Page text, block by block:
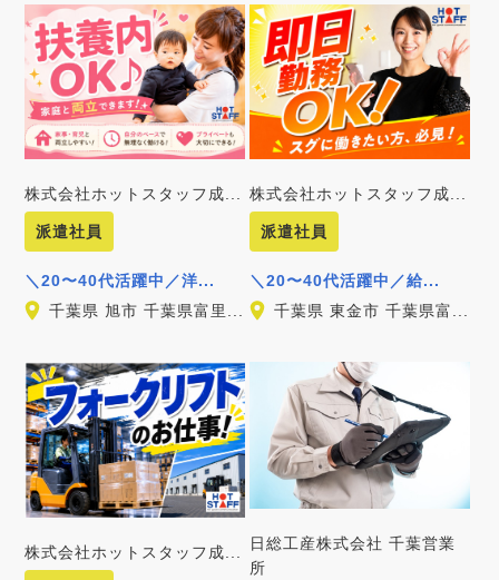
株式会社ホットスタッフ成...
派遣社員
＼20〜40代活躍中／洋...
千葉県 旭市 千葉県富里...
株式会社ホットスタッフ成...
派遣社員
＼20〜40代活躍中／給...
千葉県 東金市 千葉県富...
株式会社ホットスタッフ成...
日総工産株式会社 千葉営業
所